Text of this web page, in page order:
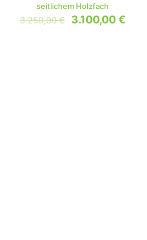
seitlichem Holzfach
3.250,00€ 3.100,00€